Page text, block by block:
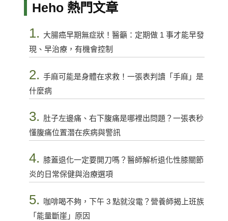
Heho 熱門文章
1. 大腸癌早期無症狀！醫籲：定期做 1 事才能早發
現、早治療，有機會控制
2. 手麻可能是身體在求救！一張表判讀「手麻」是
什麼病
3. 肚子左邊痛、右下腹痛是哪裡出問題？一張表秒
懂腹痛位置潛在疾病與警訊
4. 膝蓋退化一定要開刀嗎？醫師解析退化性膝關節
炎的日常保健與治療選項
5.
咖啡喝不夠，下午 3 點就沒電？營養師揭上班族
「能量斷崖」原因